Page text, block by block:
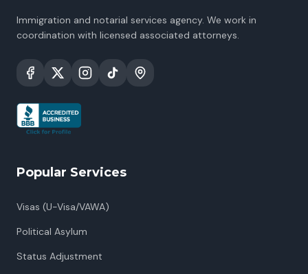
Immigration and notarial services agency. We work in
coordination with licensed associated attorneys.
Popular Services
Visas (U-Visa/VAWA)
Political Asylum
Status Adjustment